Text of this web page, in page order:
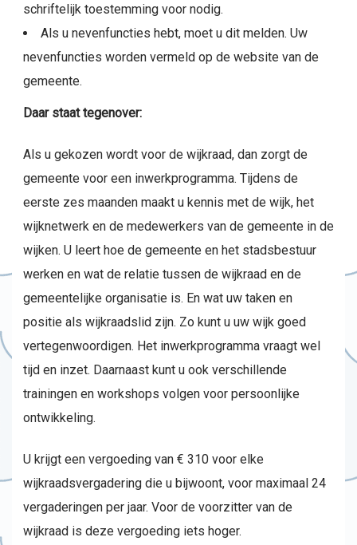
schriftelijk toestemming voor nodig.
Als u nevenfuncties hebt, moet u dit melden. Uw
nevenfuncties worden vermeld op de website van de
gemeente.
Daar staat tegenover:
Als u gekozen wordt voor de wijkraad, dan zorgt de
gemeente voor een inwerkprogramma. Tijdens de
eerste zes maanden maakt u kennis met de wijk, het
wijknetwerk en de medewerkers van de gemeente in de
wijken. U leert hoe de gemeente en het stadsbestuur
werken en wat de relatie tussen de wijkraad en de
gemeentelijke organisatie is. En wat uw taken en
positie als wijkraadslid zijn. Zo kunt u uw wijk goed
vertegenwoordigen. Het inwerkprogramma vraagt wel
tijd en inzet. Daarnaast kunt u ook verschillende
trainingen en workshops volgen voor persoonlijke
ontwikkeling.
U krijgt een vergoeding van € 310 voor elke
wijkraadsvergadering die u bijwoont, voor maximaal 24
vergaderingen per jaar. Voor de voorzitter van de
wijkraad is deze vergoeding iets hoger.